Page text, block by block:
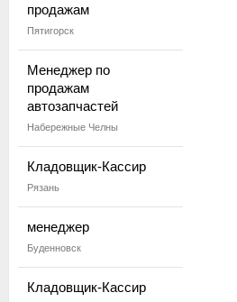
продажам
Пятигорск
Менеджер по
продажам
автозапчастей
Набережные Челны
Кладовщик-Кассир
Рязань
менеджер
Буденновск
Кладовщик-Кассир